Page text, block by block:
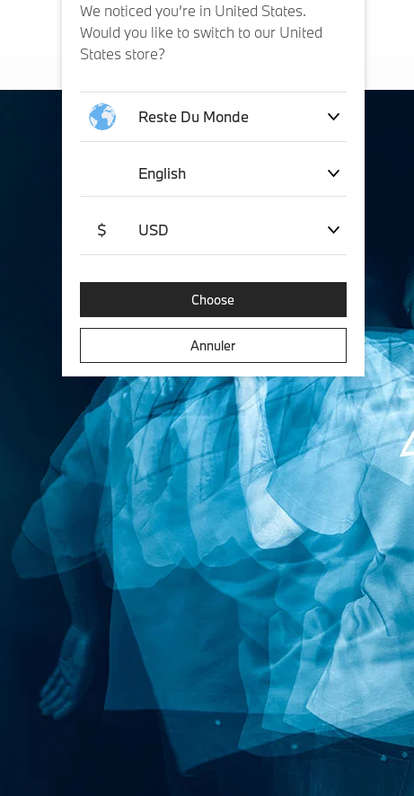
We noticed you’re in United States.
Would you like to switch to our United
States store?
Reste Du Monde
English
$ USD
Choose
Annuler